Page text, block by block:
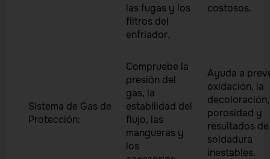
las fugas y los
filtros del
enfriador.
costosos.
Sistema de Gas de
Protección:
Compruebe la
presión del
gas, la
estabilidad del
flujo, las
mangueras y
los
Ayuda a
oxidación, la
porosidad y
resultados de
soldadura
inestables.